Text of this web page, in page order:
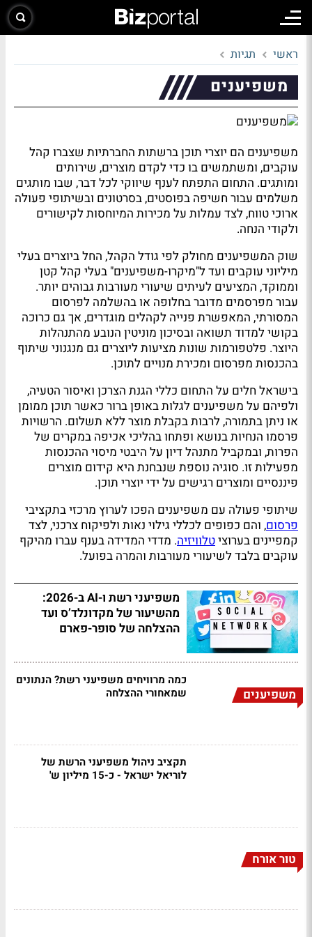
ראשי תגיות
משפיענים
משפיענים הם יוצרי תוכן ברשתות החברתיות שצברו קהל
עוקבים, ומשתמשים בו כדי לקדם מוצרים, שירותים
ומותגים. התחום התפתח לענף שיווקי לכל דבר, שבו מותגים
משלמים עבור חשיפה בפוסטים, בסרטונים ובשיתופי פעולה
ארוכי טווח, לצד עמלות על מכירות המיוחסות לקישורים
ולקודי הנחה.
שוק המשפיענים מחולק לפי גודל הקהל, החל ביוצרים בעלי
מיליוני עוקבים ועד ל"מיקרו-משפיענים" בעלי קהל קטן
וממוקד, המציעים לעיתים שיעורי מעורבות גבוהים יותר.
עבור מפרסמים מדובר בחלופה או בהשלמה לפרסום
המסורתי, המאפשרת פנייה לקהלים מוגדרים, אך גם כרוכה
בקושי למדוד תשואה ובסיכון מוניטין הנובע מהתנהלות
היוצר. פלטפורמות שונות מציעות ליוצרים גם מנגנוני שיתוף
בהכנסות מפרסום ומכירת מנויים לתוכן.
בישראל חלים על התחום כללי הגנת הצרכן ואיסור הטעיה,
ולפיהם על משפיענים לגלות באופן ברור כאשר תוכן ממומן
או ניתן בתמורה, לרבות בקבלת מוצר ללא תשלום. הרשויות
פרסמו הנחיות בנושא ופתחו בהליכי אכיפה במקרים של
הפרות, ובמקביל מתנהל דיון על היבטי מיסוי ההכנסות
מפעילות זו. סוגיה נוספת שנבחנת היא קידום מוצרים
פיננסיים ומוצרים רגישים על ידי יוצרי תוכן.
שיתופי פעולה עם משפיענים הפכו לערוץ מרכזי בתקציבי
פרסום, והם כפופים לכללי גילוי נאות ולפיקוח צרכני, לצד
קמפיינים בערוציטלוויזיה. מדדי המדידה בענף עברו מהיקף
עוקבים בלבד לשיעורי מעורבות והמרה בפועל.
משפיעני רשת ו-AI ב-2026:
מהשיעור של מקדונלד’ס ועד
ההצלחה של סופר-פארם
משפיענים
כמה מרוויחים משפיעני רשת? הנתונים
שמאחורי ההצלחה
תקציב ניהול משפיעני הרשת של
לוריאל ישראל - כ-15 מיליון ש'
טור אורח